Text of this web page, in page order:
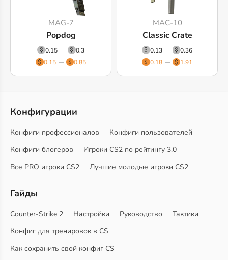
MAG-7
Popdog
0.15
0.3
0.15
0.85
MAC-10
Classic Crate
0.13
0.36
0.18
1.91
Конфигурации
Конфиги профессионалов
Конфиги пользователей
Конфиги блогеров
Игроки CS2 по рейтингу 3.0
Все PRO игроки CS2
Лучшие молодые игроки CS2
Гайды
Counter-Strike 2 Настройки Руководство
Тактики
Конфиг для тренировок в CS
Как сохранить свой конфиг CS